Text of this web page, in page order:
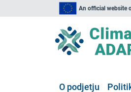
An official website
O podjetju